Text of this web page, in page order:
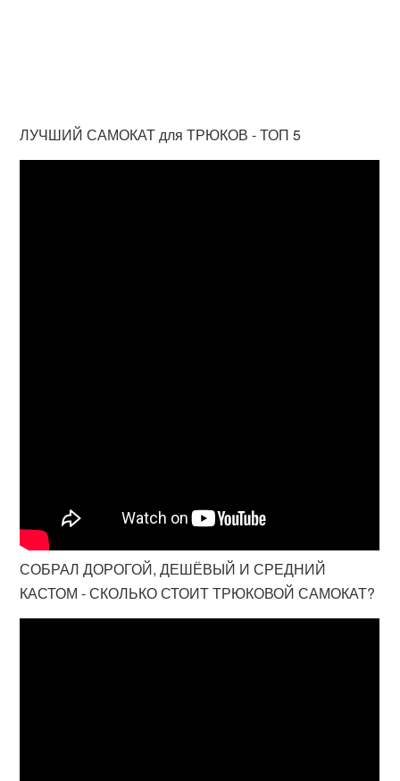
ЛУЧШИЙ САМОКАТ для ТРЮКОВ - ТОП 5
СОБРАЛ ДОРОГОЙ, ДЕШЁВЫЙ И СРЕДНИЙ
КАСТОМ - СКОЛЬКО СТОИТ ТРЮКОВОЙ САМОКАТ?